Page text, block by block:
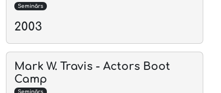
Seminārs
2003
Mark W. Travis - Actors Boot
Camp
Seminārs